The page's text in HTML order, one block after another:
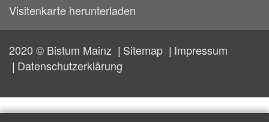
Visitenkarte herunterladen
2020 © Bistum Mainz Sitemap
Impressum
Datenschutzerklärung